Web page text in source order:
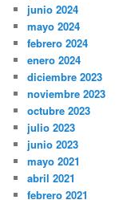
junio 2024
mayo 2024
febrero 2024
enero 2024
diciembre 2023
noviembre 2023
octubre 2023
julio 2023
junio 2023
mayo 2021
abril 2021
febrero 2021